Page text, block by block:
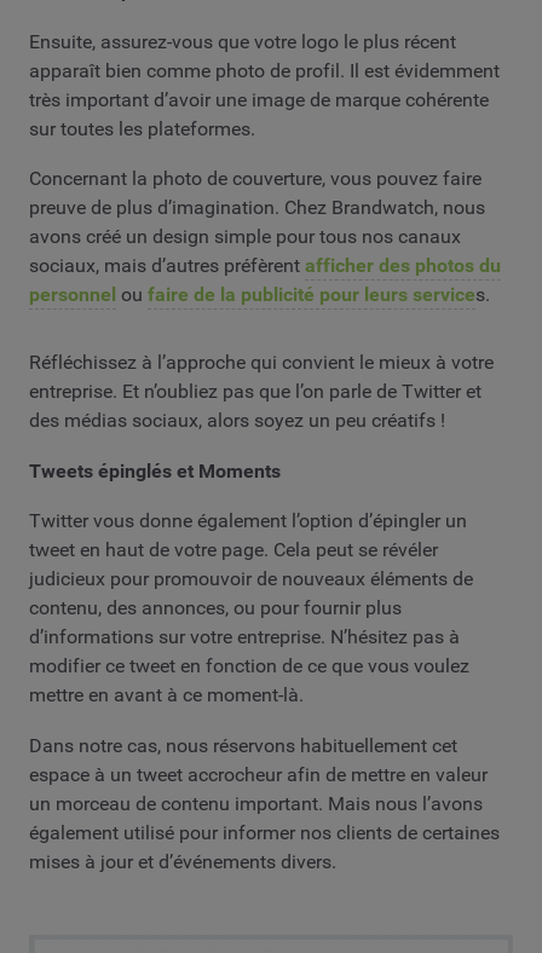
Ensuite, assurez-vous que votre logo le plus récent
apparaît bien comme photo de profil. Il est évidemment
très important d’avoir une image de marque cohérente
sur toutes les plateformes.
Concernant la photo de couverture, vous pouvez faire
preuve de plus d’imagination. Chez Brandwatch, nous
avons créé un design simple pour tous nos canaux
sociaux, mais d’autres préfèrent afficher des photos du
personnel ou faire de la publicité pour leurs services.
Réfléchissez à l’approche qui convient le mieux à votre
entreprise. Et n’oubliez pas que l’on parle de Twitter et
des médias sociaux, alors soyez un peu créatifs !
Tweets épinglés et Moments
Twitter vous donne également l’option d’épingler un
tweet en haut de votre page. Cela peut se révéler
judicieux pour promouvoir de nouveaux éléments de
contenu, des annonces, ou pour fournir plus
d’informations sur votre entreprise. N’hésitez pas à
modifier ce tweet en fonction de ce que vous voulez
mettre en avant à ce moment-là.
Dans notre cas, nous réservons habituellement cet
espace à un tweet accrocheur afin de mettre en valeur
un morceau de contenu important. Mais nous l’avons
également utilisé pour informer nos clients de certaines
mises à jour et d’événements divers.